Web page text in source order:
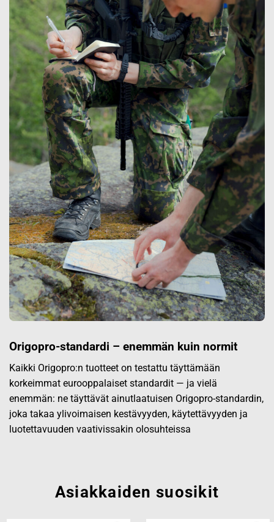
Origopro-standardi – enemmän kuin normit
Kaikki Origopro:n tuotteet on testattu täyttämään
korkeimmat eurooppalaiset standardit — ja vielä
enemmän: ne täyttävät ainutlaatuisen Origopro-standardin,
joka takaa ylivoimaisen kestävyyden, käytettävyyden ja
luotettavuuden vaativissakin olosuhteissa
Asiakkaiden suosikit